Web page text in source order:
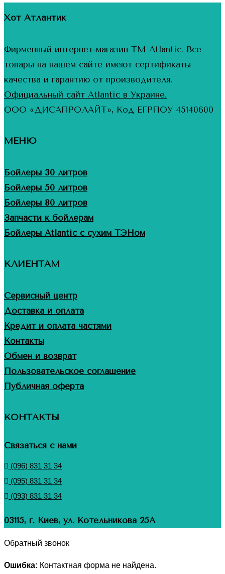
Хот Атлантик
Фирменный интернет-магазин ТМ Atlantic. Все
товары на нашем сайте имеют сертификаты
качества и гарантию от производителя.
Официальный сайт Atlantic в Украине.
ООО «ДИСАПРОЛАЙТ», Код ЕГРПОУ 45140600
МЕНЮ
Бойлеры 30 литров
Бойлеры 50 литров
Бойлеры 80 литров
Запчасти к бойлерам
Бойлеры Atlantic с сухим ТЭНом
КЛИЕНТАМ
Сервисный центр
Доставка и оплата
Кредит и оплата частями
Контакты
Обмен и возврат
Пользовательское соглашение
Публичная оферта
КОНТАКТЫ
Связаться с нами
(096) 831 31 34
(095) 831 31 34
(093) 831 31 34
03115, г. Киев, ул. Котельникова 25А
Обратный звонок
Ошибка: Контактная форма не найдена.